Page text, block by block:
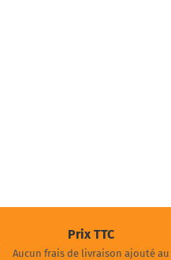
Prix TTC
Aucun frais de livraison ajouté au